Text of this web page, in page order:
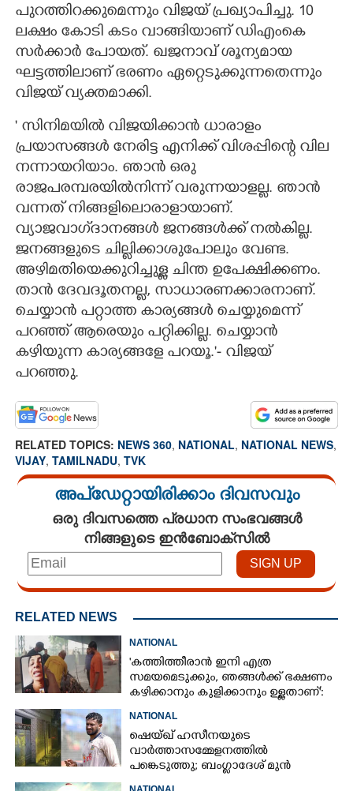
പുറത്തിറക്കുമെന്നും വിജയ് പ്രഖ്യാപിച്ചു. 10
ലക്ഷം കോടി കടം വാങ്ങിയാണ് ഡിഎംകെ
സർക്കാർ പോയത്. ഖജനാവ് ശൂന്യമായ
ഘട്ടത്തിലാണ് ഭരണം ഏറ്റെടുക്കുന്നതെന്നും
വിജയ് വ്യക്തമാക്കി.
' സിനിമയിൽ വിജയിക്കാൻ ധാരാളം
പ്രയാസങ്ങൾ നേരിട്ട എനിക്ക് വിശപ്പിന്റെ വില
നന്നായറിയാം. ഞാൻ ഒരു
രാജപരമ്പരയിൽനിന്ന് വരുന്നയാളല്ല. ഞാൻ
വന്നത് നിങ്ങളിലൊരാളായാണ്.
വ്യാജവാഗ്‌ദാനങ്ങൾ ജനങ്ങൾക്ക് നൽകില്ല.
ജനങ്ങളുടെ ചില്ലിക്കാശുപോലും വേണ്ട.
അഴിമതിയെക്കുറിച്ചുള്ള ചിന്ത ഉപേക്ഷിക്കണം.
താൻ ദേവദൂതനല്ല, സാധാരണക്കാരനാണ്.
ചെയ്യാൻ പറ്റാത്ത കാര്യങ്ങൾ ചെയ്യുമെന്ന്
പറഞ്ഞ് ആരെയും പറ്റിക്കില്ല. ചെയ്യാൻ
കഴിയുന്ന കാര്യങ്ങളേ പറയൂ.'- വിജയ്
പറഞ്ഞു.
RELATED TOPICS: NEWS 360, NATIONAL, NATIONAL NEWS,
VIJAY, TAMILNADU, TVK
അപ്ഡേറ്റായിരിക്കാം ദിവസവും
ഒരു ദിവസത്തെ പ്രധാന സംഭവങ്ങൾ
നിങ്ങളുടെ ഇൻബോക്സിൽ
RELATED NEWS
NATIONAL
'കത്തിത്തീരാൻ ഇനി എത്ര
സമയമെടുക്കും, ഞങ്ങൾക്ക് ഭക്ഷണം
കഴിക്കാനും കുളിക്കാനും ഉള്ളതാണ്':
മക്കൾ
NATIONAL
ഷെയ്ഖ് ഹസീനയുടെ
വാർത്താസമ്മേളനത്തിൽ
പങ്കെടുത്തു; ബംഗ്ലാദേശ് മുൻ